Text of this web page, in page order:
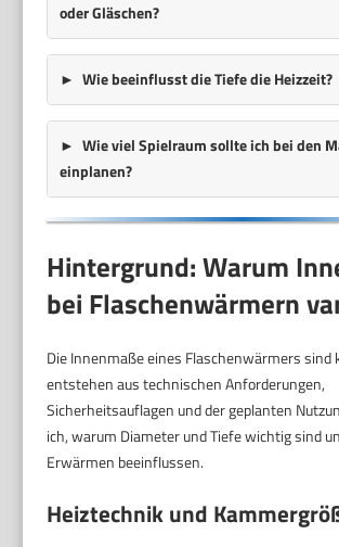
oder Gläschen?
Wie beeinflusst die Tiefe die Heizzeit?
Wie viel Spielraum sollte ich bei den
einplanen?
Hintergrund: Warum
bei Flaschenwärmern
Die Innenmaße eines Flaschenwärmers sind
entstehen aus technischen Anforderungen,
Sicherheitsauflagen und der geplanten
ich, warum Diameter und Tiefe wichtig sind
Erwärmen beeinflussen.
Heiztechnik und